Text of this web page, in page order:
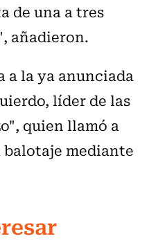
de una a tres
añadieron.
a la ya anunciada
líder de las
quien llamó a
balotaje mediante